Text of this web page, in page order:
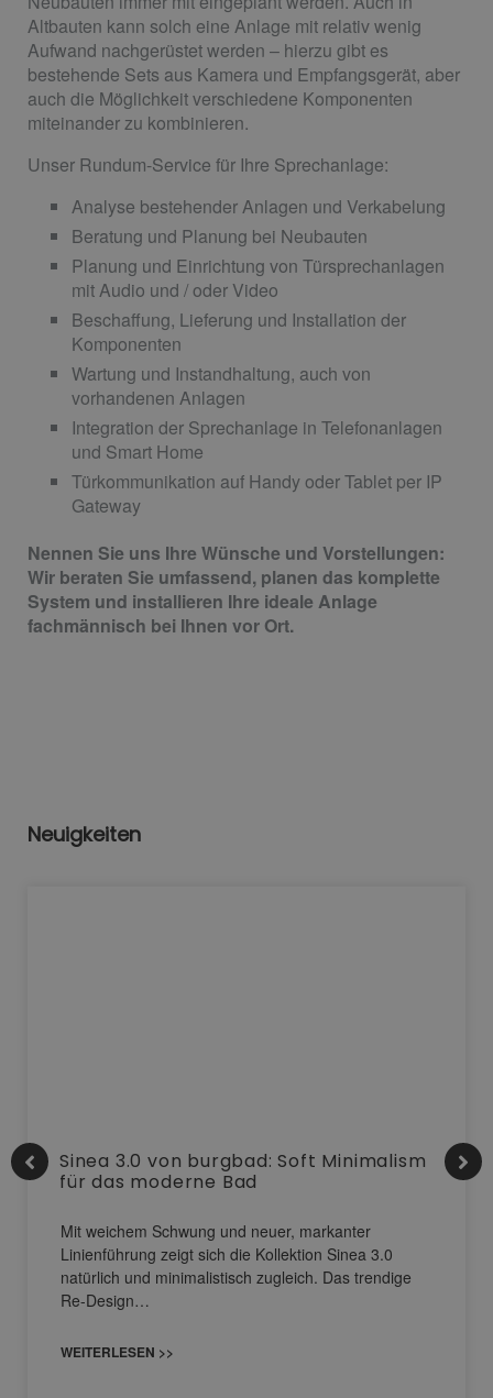
Altbauten kann solch eine Anlage mit relativ wenig
Aufwand nachgerüstet werden – hierzu gibt es
bestehende Sets aus Kamera und Empfangsgerät, aber
auch die Möglichkeit verschiedene Komponenten
miteinander zu kombinieren.
Unser Rundum-Service für Ihre Sprechanlage:
Analyse bestehender Anlagen und Verkabelung
Beratung und Planung bei Neubauten
Planung und Einrichtung von Türsprechanlagen
mit Audio und / oder Video
Beschaffung, Lieferung und Installation der
Komponenten
Wartung und Instandhaltung, auch von
vorhandenen Anlagen
Integration der Sprechanlage in Telefonanlagen
und Smart Home
Türkommunikation auf Handy oder Tablet per IP
Gateway
Nennen Sie uns Ihre Wünsche und Vorstellungen:
Wir beraten Sie umfassend, planen das komplette
System und installieren Ihre ideale Anlage
fachmännisch bei Ihnen vor Ort.
Neuigkeiten
Sinea 3.0 von burgbad: Soft Minimalism
für das moderne Bad
Mit weichem Schwung und neuer, markanter
Linienführung zeigt sich die Kollektion Sinea 3.0
natürlich und minimalistisch zugleich. Das trendige
Re-Design…
WEITERLESEN >>